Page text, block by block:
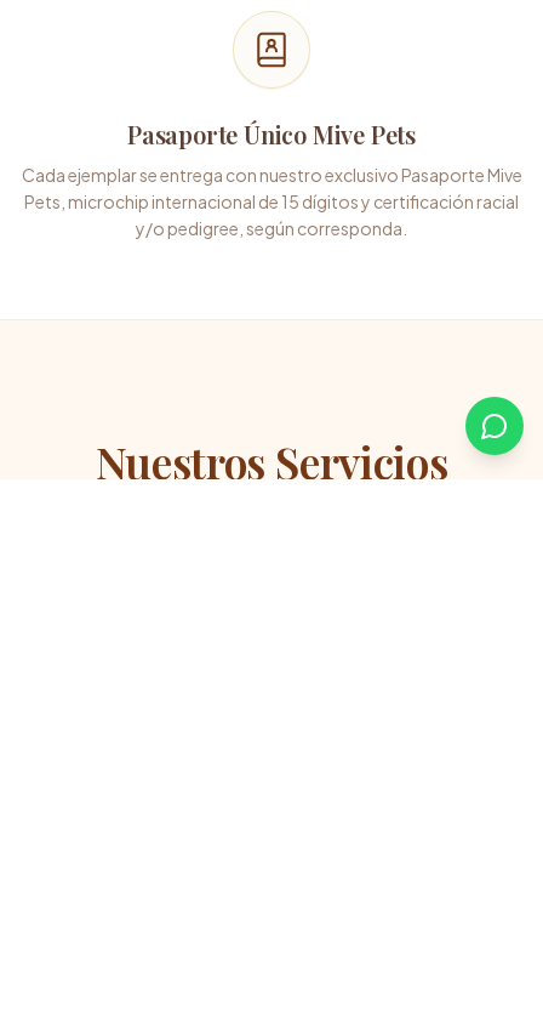
Pasaporte Único Mive Pets
Cada ejemplar se entrega con nuestro exclusivo Pasaporte Mive
Pets, microchip internacional de 15 dígitos y certificación racial
y/o pedigree, según corresponda.
Nuestros Servicios